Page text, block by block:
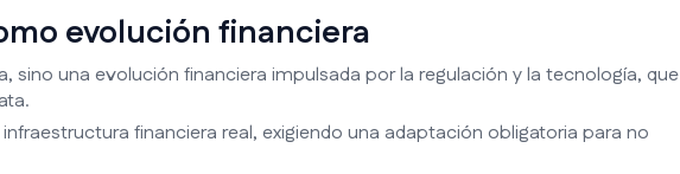
evolución financiera
sino una evolución financiera impulsada por la regulación y la tecnología, que
financiera real, exigiendo una adaptación obligatoria para no